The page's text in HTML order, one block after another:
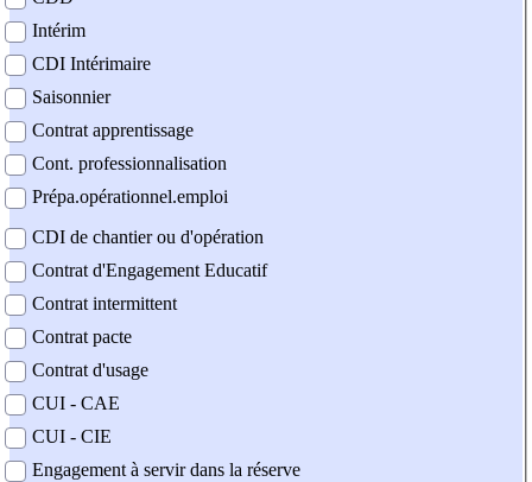
Intérim
CDI Intérimaire
Saisonnier
Contrat apprentissage
Cont. professionnalisation
Prépa.opérationnel.emploi
CDI de chantier ou d'opération
Contrat d'Engagement Educatif
Contrat intermittent
Contrat pacte
Contrat d'usage
CUI - CAE
CUI - CIE
Engagement à servir dans la réserve